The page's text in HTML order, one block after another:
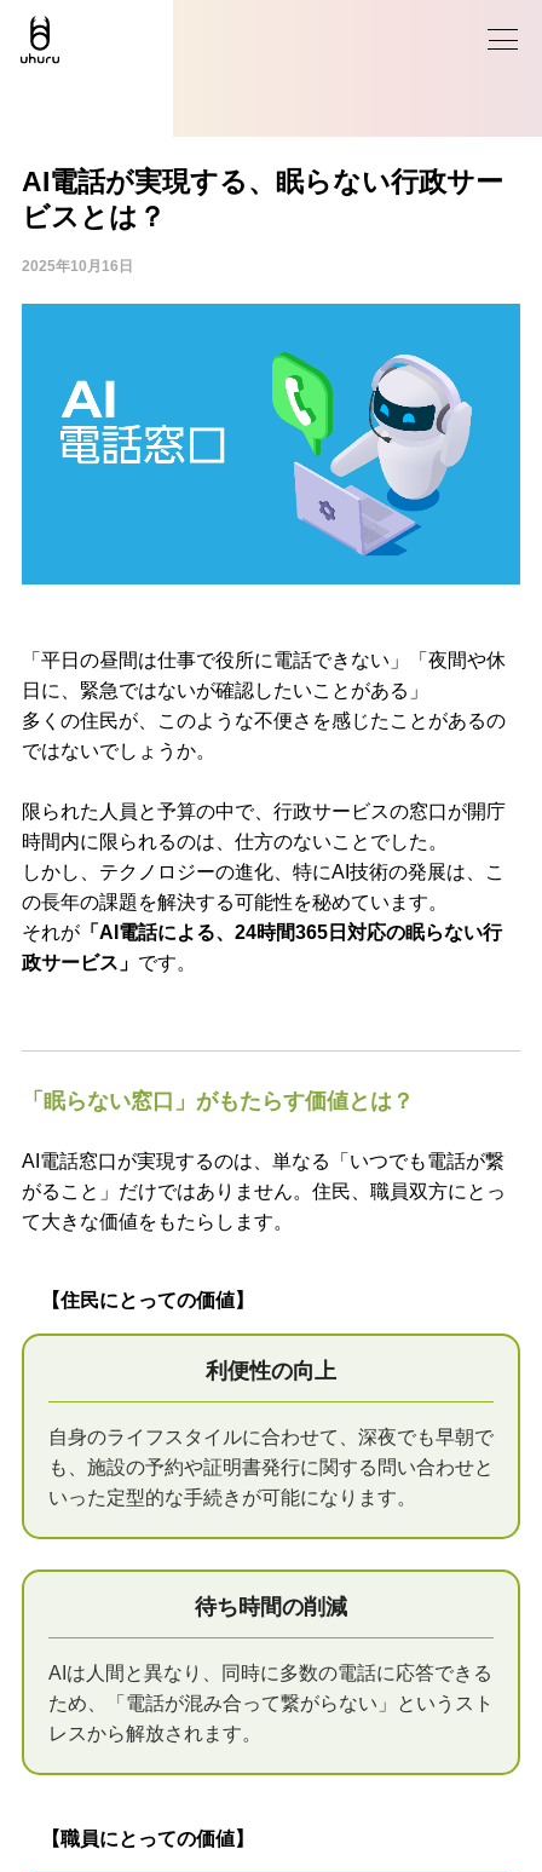
AI電話が実現する、眠らない行政サー
ビスとは？
2025年10月16日
「平日の昼間は仕事で役所に電話できない」「夜間や休
日に、緊急ではないが確認したいことがある」
多くの住民が、このような不便さを感じたことがあるの
ではないでしょうか。
限られた人員と予算の中で、行政サービスの窓口が開庁
時間内に限られるのは、仕方のないことでした。
しかし、テクノロジーの進化、特にAI技術の発展は、こ
の長年の課題を解決する可能性を秘めています。
それが「AI電話による、24時間365日対応の眠らない行
政サービス」 です。
「眠らない窓口」がもたらす価値とは？
AI電話窓口が実現するのは、単なる「いつでも電話が繋
がること」だけではありません。住民、職員双方にとっ
て大きな価値をもたらします。
【住民にとっての価値】
利便性の向上
自身のライフスタイルに合わせて、深夜でも早朝で
も、施設の予約や証明書発行に関する問い合わせと
いった定型的な手続きが可能になります。
待ち時間の削減
AIは人間と異なり、同時に多数の電話に応答できる
ため、「電話が混み合って繋がらない」というスト
レスから解放されます。
【職員にとっての価値】